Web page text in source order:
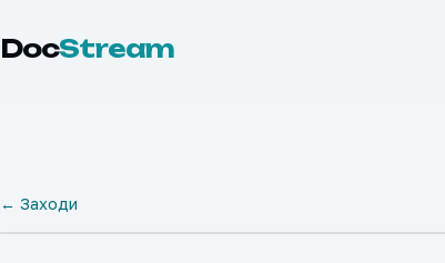
DocStream
← Заходи